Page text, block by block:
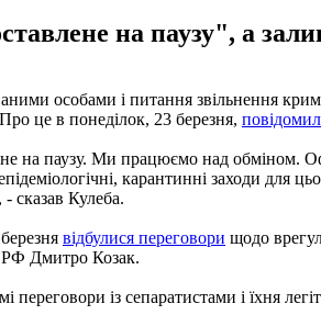
на паузу", а
особами і питання звільнення
це в понеділок, 23 березня,
на паузу. Ми працюємо над обміном.
карантинні заходи
сказав Кулеба.
відбулися переговори щодо
РФ Дмитро Козак.
переговори із сепаратистами і їхня